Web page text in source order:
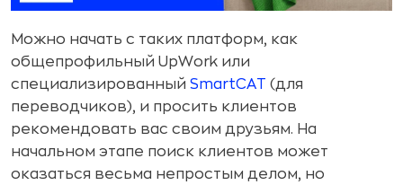
Можно начать с таких платформ, как
общепрофильный UpWork или
специализированный SmartCAT (для
переводчиков), и просить клиентов
рекомендовать вас своим друзьям. На
начальном этапе поиск клиентов может
оказаться весьма непростым делом, но